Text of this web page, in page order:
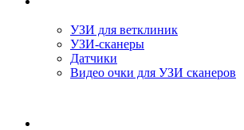
УЗИ для ветклиник
УЗИ-сканеры
Датчики
Видео очки для УЗИ сканеров